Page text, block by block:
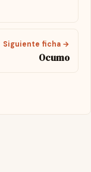
Siguiente ficha →
Ocumo